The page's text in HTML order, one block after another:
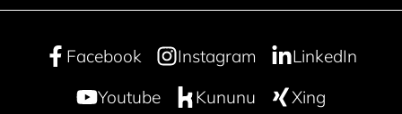
Facebook Instagram
LinkedIn
Youtube
Kununu
Xing